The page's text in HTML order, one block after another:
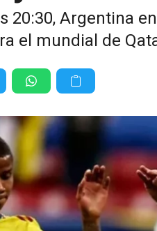
20:30, Argentina
el mundial de